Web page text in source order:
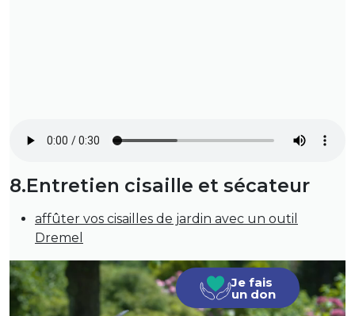
8.Entretien cisaille et sécateur
affûter vos cisailles de jardin avec un outil
Dremel
Je fais
un don